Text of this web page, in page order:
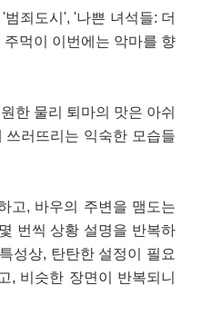
죄도시', '나쁜 녀석들: 더
먹이 이번에는 악마를 향
한 물리 퇴마의 맛은 아쉬
러뜨리는 익숙한 모습들
고, 바우의 주변을 맴도는
번씩 상황 설명을 반복하
성상, 탄탄한 설정이 필요
, 비슷한 장면이 반복되니